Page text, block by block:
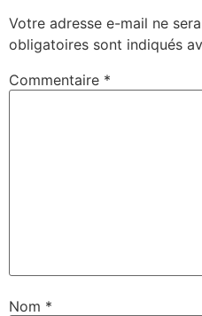
Votre adresse e-mail ne
obligatoires sont indiqués
Commentaire *
Nom *